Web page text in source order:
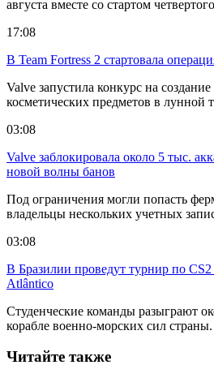
августа вместе со стартом
17:08
В Team Fortress 2 стартовала
Valve запустила конкурс на
косметических предметов в лунной
03:08
Valve заблокировала около 5 тыс.
новой волны банов
Под ограничения могли попасть
владельцы нескольких учетных
03:08
В Бразилии проведут турнир по
Atlântico
Студенческие команды разыграют
корабле военно-морских сил страны.
Читайте также